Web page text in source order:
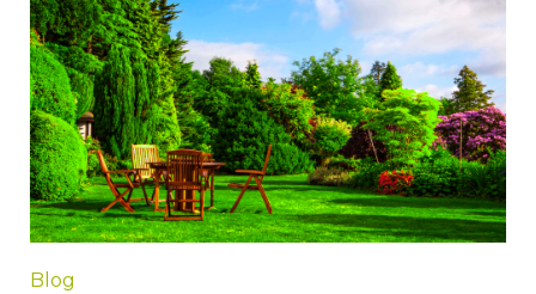
Blog